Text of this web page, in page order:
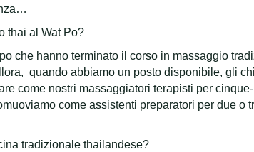
thai al Wat Po?
che hanno terminato il corso in massaggio
quando abbiamo un posto disponibile, gli
come nostri massaggiatori terapisti per
come assistenti preparatori per due o
tradizionale thailandese?